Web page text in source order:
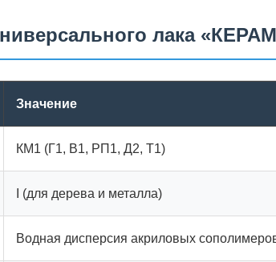
лака
Значение
КМ1 (Г1, В1, РП1, Д2, Т1)
I (для дерева и металла)
Водная дисперсия акриловых